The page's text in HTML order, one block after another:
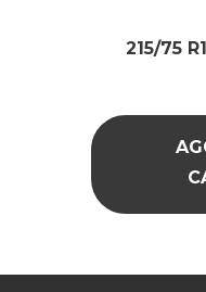
215/75